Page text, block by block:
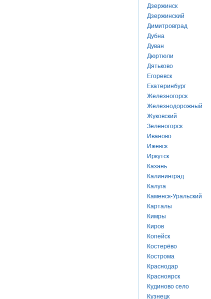
Дзержинск
Дзержинский
Димитровград
Дубна
Дуван
Дюртюли
Дятьково
Егоревск
Екатеринбург
Железногорск
Железнодорожный
Жуковский
Зеленогорск
Иваново
Ижевск
Иркутск
Казань
Калининград
Калуга
Каменск-Уральский
Карталы
Кимры
Киров
Копейск
Костерёво
Кострома
Краснодар
Красноярск
Кудиново село
Кузнецк